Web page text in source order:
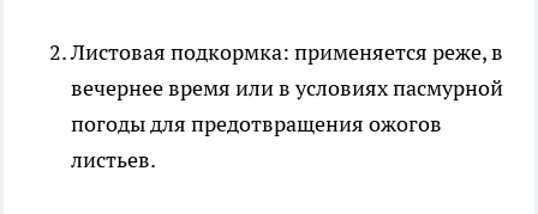
Листовая подкормка: применяется реже, в
вечернее время или в условиях пасмурной
погоды для предотвращения ожогов
листьев.